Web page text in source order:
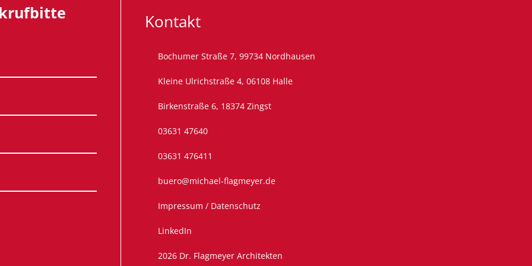
Kontakt
Bochumer Straße 7, 99734 Nordhausen
Kleine Ulrichstraße 4, 06108 Halle
Birkenstraße 6, 18374 Zingst
03631 47640
03631 476411
buero@michael-flagmeyer.de
Impressum / Datenschutz
LinkedIn
2026 Dr. Flagmeyer Architekten